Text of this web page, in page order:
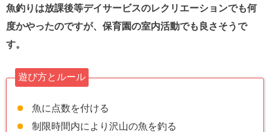
魚釣りは放課後等デイサービスのレクリエーションでも何
度かやったのですが、保育園の室内活動でも良さそうで
す。
遊び方とルール
魚に点数を付ける
制限時間内により沢山の魚を釣る